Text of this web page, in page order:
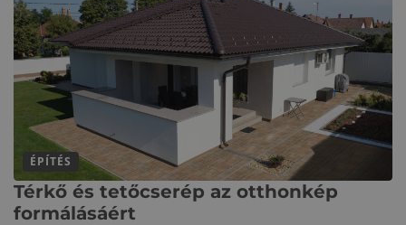
ÉPÍTÉS
Térkő és tetőcserép az otthonkép
formálásáért